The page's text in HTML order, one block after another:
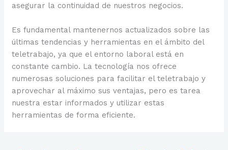
asegurar la continuidad de nuestros negocios.
Es fundamental mantenernos actualizados sobre las
últimas tendencias y herramientas en el ámbito del
teletrabajo, ya que el entorno laboral está en
constante cambio. La tecnología nos ofrece
numerosas soluciones para facilitar el teletrabajo y
aprovechar al máximo sus ventajas, pero es tarea
nuestra estar informados y utilizar estas
herramientas de forma eficiente.